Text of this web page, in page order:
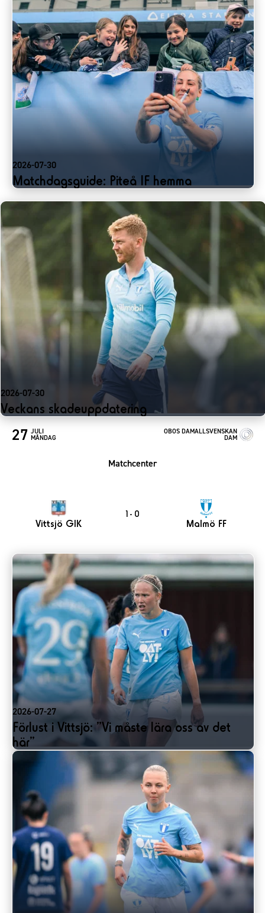
2026-07-30
Matchdagsguide: Piteå IF hemma
2026-07-30
Veckans skadeuppdatering
MÅNDAG
27 JULI OBOS DAMALLSVENSKAN
DAM
Vittsjö GIK
1 - 0
Malmö FF
Matchcenter
2026-07-27
Förlust i Vittsjö: ”Vi måste lära oss av det
här”